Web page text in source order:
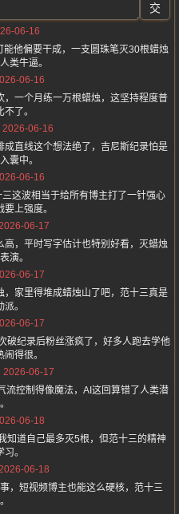
交
06-16
他偏要干成，一支圆珠笔灭30根蜡烛
类牛逼。
06-16
一个月练一万根蜡烛，这坚持程度普
了。
2026-06-16
直线这个想法绝了，吉尼斯纪录怕是
囊中。
06-16
这波相当于给所有博主打了一针强心
上强度。
06-17
，平时写字估计也特别好看，灭蜡烛
演。
06-17
家里得堆成蜡烛山了吧，范十三真是
。
06-17
破纪录后粉丝涨疯了，好多人跑去学他
得很。
2026-06-17
流控制得像魔法，AI这回算错了人类潜
06-18
知道自己最多灭5根，但范十三的精神
。
06-18
，短视频博主也能这么硬核，范十三